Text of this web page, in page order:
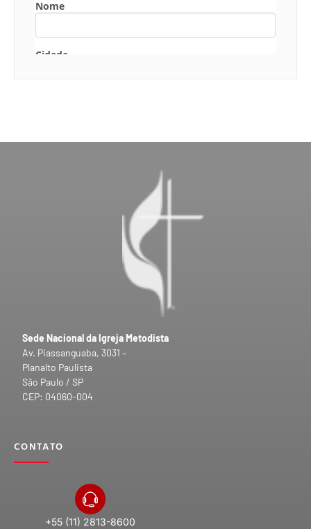
Sede Nacional da Igreja Metodista
Av. Piassanguaba, 3031 –
Planalto Paulista
São Paulo / SP
CEP: 04060-004
CONTATO
+55 (11) 2813-8600